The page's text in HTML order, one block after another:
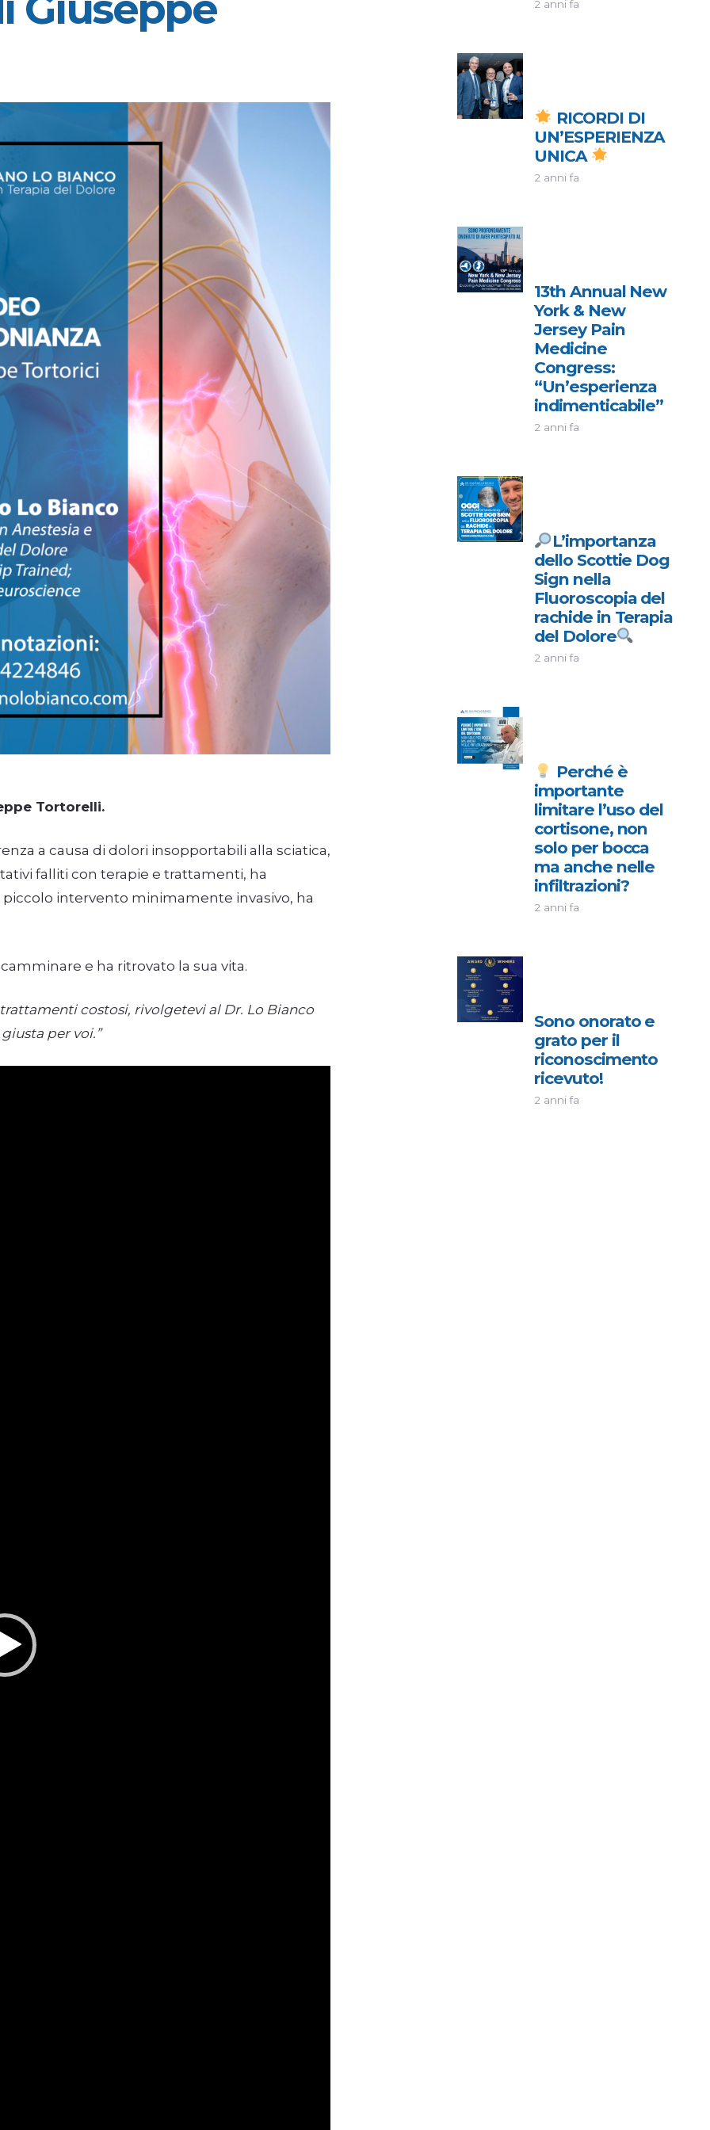
Tortorelli.
a causa di dolori insopportabili alla sciatica,
falliti con terapie e trattamenti, ha
intervento minimamente invasivo, ha
e ha ritrovato la sua vita.
costosi, rivolgetevi al Dr. Lo Bianco
per voi.”
2 anni fa
RICORDI DI
UN’ESPERIENZA
UNICA
2 anni fa
13th Annual New
York & New
Jersey Pain
Medicine
Congress:
“Un’esperienza
indimenticabile”
2 anni fa
L’importanza
dello Scottie Dog
Sign nella
Fluoroscopia del
rachide in Terapia
del Dolore
2 anni fa
Perché è
importante
limitare l’uso del
cortisone, non
solo per bocca
ma anche nelle
infiltrazioni?
2 anni fa
Sono onorato e
grato per il
riconoscimento
ricevuto!
2 anni fa